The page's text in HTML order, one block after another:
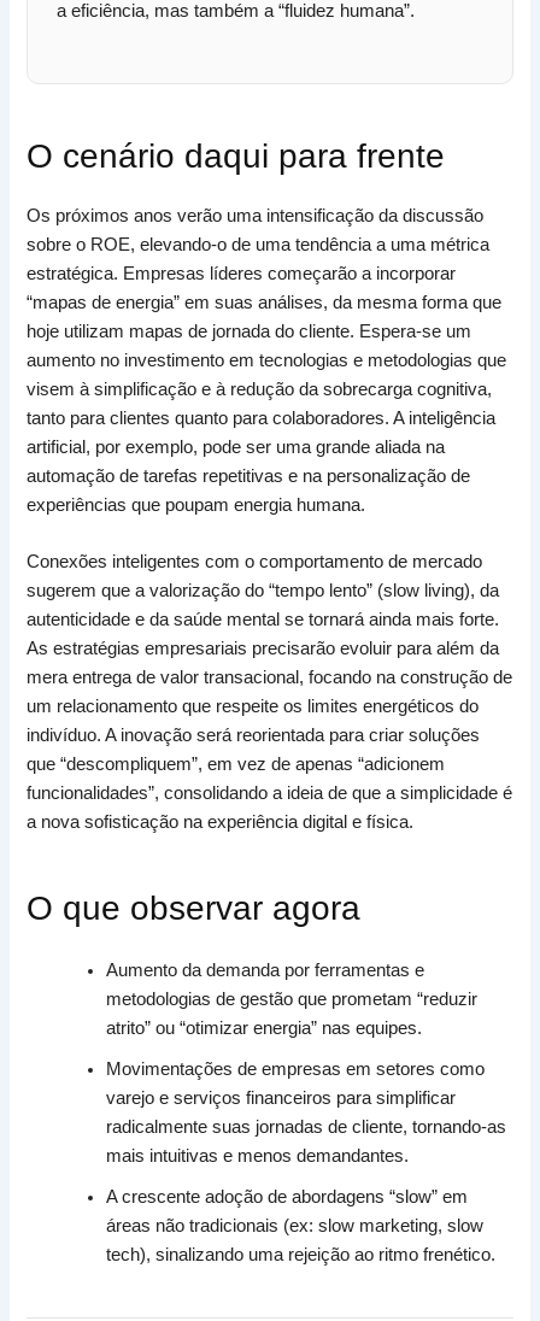
a eficiência, mas também a “fluidez humana”.
O cenário daqui para frente
Os próximos anos verão uma intensificação da discussão
sobre o ROE, elevando-o de uma tendência a uma métrica
estratégica. Empresas líderes começarão a incorporar
“mapas de energia” em suas análises, da mesma forma que
hoje utilizam mapas de jornada do cliente. Espera-se um
aumento no investimento em tecnologias e metodologias que
visem à simplificação e à redução da sobrecarga cognitiva,
tanto para clientes quanto para colaboradores. A inteligência
artificial, por exemplo, pode ser uma grande aliada na
automação de tarefas repetitivas e na personalização de
experiências que poupam energia humana.
Conexões inteligentes com o comportamento de mercado
sugerem que a valorização do “tempo lento” (slow living), da
autenticidade e da saúde mental se tornará ainda mais forte.
As estratégias empresariais precisarão evoluir para além da
mera entrega de valor transacional, focando na construção de
um relacionamento que respeite os limites energéticos do
indivíduo. A inovação será reorientada para criar soluções
que “descompliquem”, em vez de apenas “adicionem
funcionalidades”, consolidando a ideia de que a simplicidade é
a nova sofisticação na experiência digital e física.
O que observar agora
Aumento da demanda por ferramentas e
metodologias de gestão que prometam “reduzir
atrito” ou “otimizar energia” nas equipes.
Movimentações de empresas em setores como
varejo e serviços financeiros para simplificar
radicalmente suas jornadas de cliente, tornando-as
mais intuitivas e menos demandantes.
A crescente adoção de abordagens “slow” em
áreas não tradicionais (ex: slow marketing, slow
tech), sinalizando uma rejeição ao ritmo frenético.